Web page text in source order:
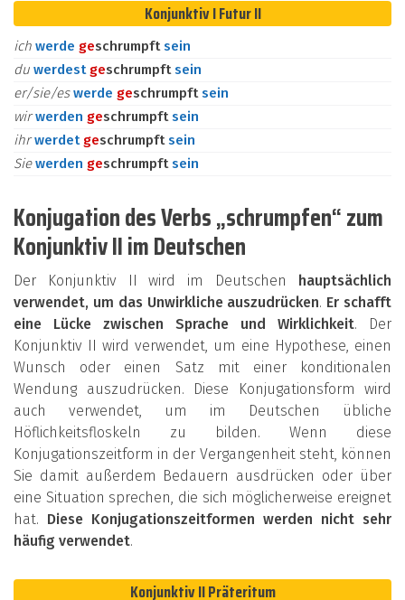
Konjunktiv I Futur II
ich werde geschrumpftsein
du werdest geschrumpftsein
er/sie/eswerde geschrumpftsein
wirwerden geschrumpftsein
ihrwerdet geschrumpftsein
Siewerden geschrumpftsein
Konjugation des Verbs „schrumpfen“ zum
Konjunktiv II im Deutschen
Der Konjunktiv II wird im Deutschen hauptsächlich
verwendet, um das Unwirkliche auszudrücken. Er schafft
eine Lücke zwischen Sprache und Wirklichkeit. Der
Konjunktiv II wird verwendet, um eine Hypothese, einen
Wunsch oder einen Satz mit einer konditionalen
Wendung auszudrücken. Diese Konjugationsform wird
auch verwendet, um im Deutschen übliche
Höflichkeitsfloskeln zu bilden. Wenn diese
Konjugationszeitform in der Vergangenheit steht, können
Sie damit außerdem Bedauern ausdrücken oder über
eine Situation sprechen, die sich möglicherweise ereignet
hat. Diese Konjugationszeitformen werden nicht sehr
häufig verwendet.
Konjunktiv II Präteritum